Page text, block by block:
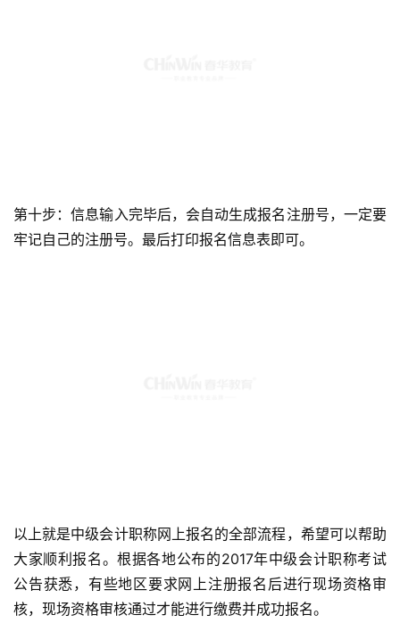
第十步：信息输入完毕后，会自动生成报名注册号，一定要
牢记自己的注册号。最后打印报名信息表即可。
以上就是中级会计职称网上报名的全部流程，希望可以帮助
大家顺利报名。根据各地公布的2017年中级会计职称考试
公告获悉，有些地区要求网上注册报名后进行现场资格审
核，现场资格审核通过才能进行缴费并成功报名。